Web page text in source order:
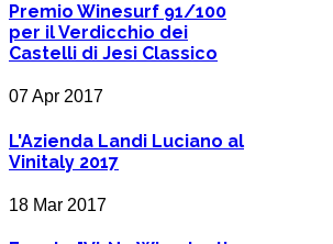
Premio Winesurf 91/100
per il Verdicchio dei
Castelli di Jesi Classico
07 Apr 2017
L'Azienda Landi Luciano al
Vinitaly 2017
18 Mar 2017